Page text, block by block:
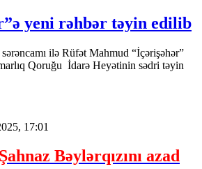
yeni rəhbər təyin edilib
sərəncamı ilə Rüfət Mahmud “İçərişəhər”
Qoruğu İdarə Heyətinin sədri təyin
17:01
Bəylərqızını azad